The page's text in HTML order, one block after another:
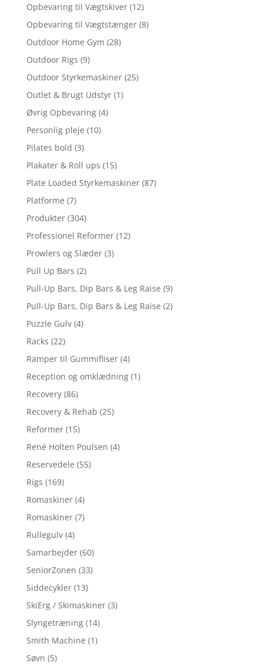
Opbevaring til Vægtskiver (12)
Opbevaring til Vægtstænger (8)
Outdoor Home Gym (28)
Outdoor Rigs (9)
Outdoor Styrkemaskiner (25)
Outlet & Brugt Udstyr (1)
Øvrig Opbevaring (4)
Personlig pleje (10)
Pilates bold (3)
Plakater & Roll ups (15)
Plate Loaded Styrkemaskiner (87)
Platforme (7)
Produkter (304)
Professionel Reformer (12)
Prowlers og Slæder (3)
Pull Up Bars (2)
Pull-Up Bars, Dip Bars & Leg Raise (9)
Pull-Up Bars, Dip Bars & Leg Raise (2)
Puzzle Gulv (4)
Racks (22)
Ramper til Gummifliser (4)
Reception og omklædning (1)
Recovery (86)
Recovery & Rehab (25)
Reformer (15)
René Holten Poulsen (4)
Reservedele (55)
Rigs (169)
Romaskiner (4)
Romaskiner (7)
Rullegulv (4)
Samarbejder (60)
SeniorZonen (33)
Siddecykler (13)
SkiErg / Skimaskiner (3)
Slyngetræning (14)
Smith Machine (1)
Søvn (5)